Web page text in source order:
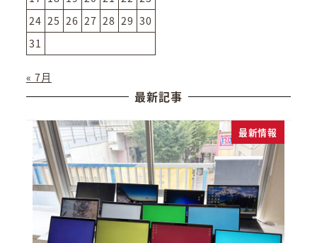
24 25 26 27 28 29 30
31
« 7月
最新記事
最新情報